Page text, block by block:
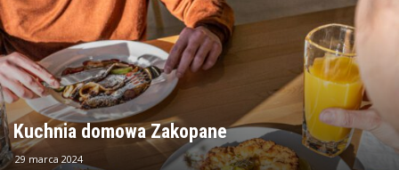
Kuchnia domowa Zakopane
29 marca 2024